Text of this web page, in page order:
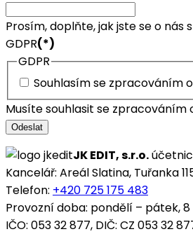
Prosím, doplňte, jak jste se o nás
GDPR(*)
GDPR
Souhlasím se zpracováním
Musíte souhlasit se zpracováním
Odeslat
JK EDIT, s.r.o.
Kancelář: Areál Slatina, Tuřanka
Telefon: +420 725 175 483
Provozní doba: pondělí – pátek, 8
IČO: 053 32 877, DIČ: CZ 053 32